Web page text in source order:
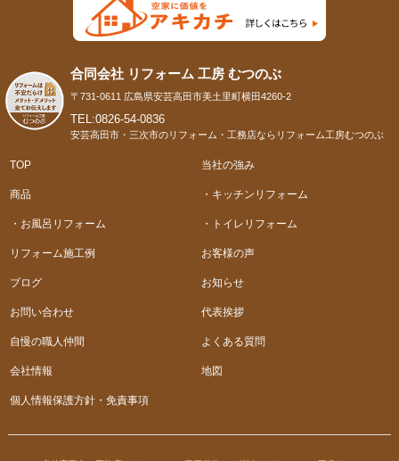
合同会社 リフォーム 工房 むつのぶ
〒731-0611 広島県安芸高田市美土里町横田4260-2
TEL:0826-54-0836
安芸高田市・三次市のリフォーム・工務店ならリフォーム工房むつのぶ
TOP 当社の強み
商品 ・キッチンリフォーム
・お風呂リフォーム ・トイレリフォーム
リフォーム施工例 お客様の声
ブログ お知らせ
お問い合わせ 代表挨拶
自慢の職人仲間 よくある質問
会社情報 地図
個人情報保護方針・免責事項